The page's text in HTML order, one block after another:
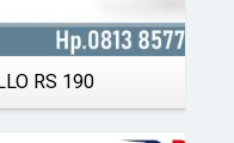
RS 190